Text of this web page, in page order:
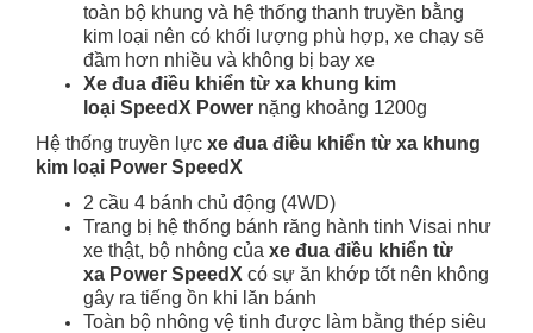
toàn bộ khung và hệ thống thanh truyền bằng
kim loại nên có khối lượng phù hợp, xe chạy sẽ
đầm hơn nhiều và không bị bay xe
Xe đua điều khiển từ xa khung kim
loại SpeedX Power nặng khoảng 1200g
Hệ thống truyền lực xe đua điều khiển từ xa khung
kim loại Power SpeedX
2 cầu 4 bánh chủ động (4WD)
Trang bị hệ thống bánh răng hành tinh Visai như
xe thật, bộ nhông của xe đua điều khiển từ
xa Power SpeedX có sự ăn khớp tốt nên không
gây ra tiếng ồn khi lăn bánh
Toàn bộ nhông vệ tinh được làm bằng thép siêu